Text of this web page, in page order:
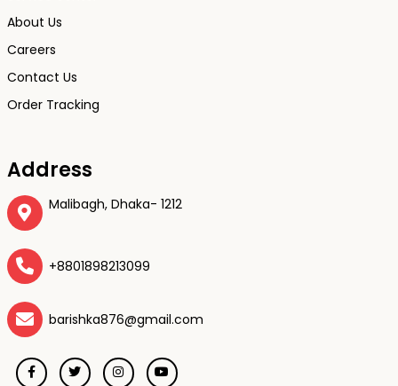
About Us
Careers
Contact Us
Order Tracking
Address
Malibagh, Dhaka- 1212
+8801898213099
barishka876@gmail.com